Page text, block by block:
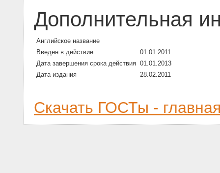
Дополнительная
Английское название
Введен в действие
01.01.2011
Дата завершения срока действия 01.01.2013
Дата издания
28.02.2011
Скачать ГОСТы -